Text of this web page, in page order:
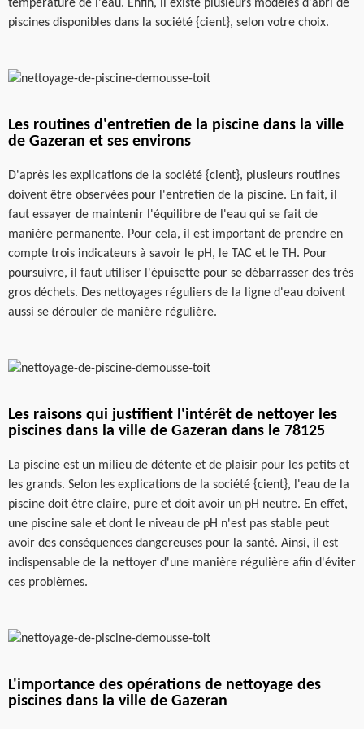
température de l'eau. Enfin, il existe plusieurs modèles d'abri de
piscines disponibles dans la société {cient}, selon votre choix.
Les routines d'entretien de la piscine dans la ville
de Gazeran et ses environs
D'après les explications de la société {cient}, plusieurs routines
doivent être observées pour l'entretien de la piscine. En fait, il
faut essayer de maintenir l'équilibre de l'eau qui se fait de
manière permanente. Pour cela, il est important de prendre en
compte trois indicateurs à savoir le pH, le TAC et le TH. Pour
poursuivre, il faut utiliser l'épuisette pour se débarrasser des très
gros déchets. Des nettoyages réguliers de la ligne d'eau doivent
aussi se dérouler de manière régulière.
Les raisons qui justifient l'intérêt de nettoyer les
piscines dans la ville de Gazeran dans le 78125
La piscine est un milieu de détente et de plaisir pour les petits et
les grands. Selon les explications de la société {cient}, l'eau de la
piscine doit être claire, pure et doit avoir un pH neutre. En effet,
une piscine sale et dont le niveau de pH n'est pas stable peut
avoir des conséquences dangereuses pour la santé. Ainsi, il est
indispensable de la nettoyer d'une manière régulière afin d'éviter
ces problèmes.
L'importance des opérations de nettoyage des
piscines dans la ville de Gazeran